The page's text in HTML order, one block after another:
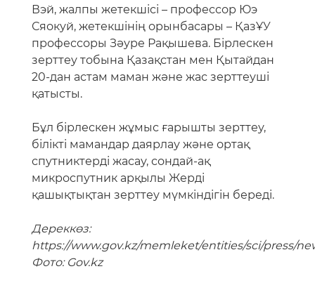
Вэй, жалпы жетекшісі – профессор Юэ
Сяокуй, жетекшінің орынбасары – ҚазҰУ
профессоры Зәуре Рақышева. Бірлескен
зерттеу тобына Қазақстан мен Қытайдан
20-дан астам маман және жас зерттеуші
қатысты.
Бұл бірлескен жұмыс ғарышты зерттеу,
білікті мамандар даярлау және ортақ
спутниктерді жасау, сондай-ақ
микроспутник арқылы Жерді
қашықтықтан зерттеу мүмкіндігін береді.
Дереккөз:
https://www.gov.kz/memleket/entities/sci/press/
Фото: Gov.kz